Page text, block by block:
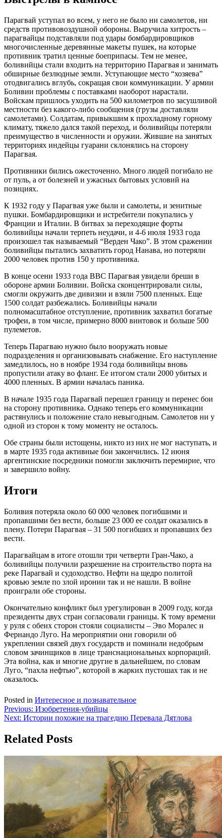
Парагвай уступал во всем, у него не было ни самолетов, ни
средств противовоздушной обороны. Выручила хитрость –
парагвайцы подставляли под удары бомбардировщиков
многочисленные деревянные макеты пушек, на которые
противник тратил ценные боеприпасы. Тем не менее,
боливийцы стали входить на территорию Парагвая и занимать
обширные безлюдные земли. Уступающие место “хозяева”
отодвигались вглубь, сокращая свои коммуникации. У армии
Боливии проблемы с поставками наоборот нарастали.
Войскам пришлось уходить на 500 километров по засушливой
местности без какого-либо сообщения (грузы доставляли
самолетами). Солдатам, привыкшим к прохладному горному
климату, тяжело дался такой переход, и боливийцы потеряли
преимущество в численности и оружии. Жившие на занятых
территориях индейцы гуарани склонялись на сторону
Парагвая.
Противники бились ожесточенно. Много людей погибало не
от пуль, а от болезней и ужасных бытовых условий на
позициях.
К 1932 году у Парагвая уже были и самолеты, и зенитные
пушки. Бомбардировщики и истребители покупались у
Франции и Италии. В битвах за переходящие форты
боливийцы начали терпеть неудачи, и 4-6 июля 1933 года
произошел так называемый “Верден Чако”. В этом сражении
боливийцы пытались захватить город Нанава, но потеряли
2000 человек против 150 у противника.
В конце осени 1933 года ВВС Парагвая увидели бреши в
обороне армии Боливии. Войска сконцентрировали силы,
смогли окружить две дивизии и взяли 7500 пленных. Еще
1500 солдат разбежались. Боливийцы начали
полномасштабное отступление, противник захватил богатые
трофеи, в том числе, примерно 8000 винтовок и больше 500
пулеметов.
Теперь Парагваю нужно было вооружать новые
подразделения и организовывать снабжение. Его наступление
замедлилось, но в ноябре 1934 года боливийцы вновь
пропустили атаку во фланг. Ее итогом стали 2000 убитых и
4000 пленных. В армии началась паника.
В начале 1935 года Парагвай перешел границу и перенес бои
на сторону противника. Однако теперь его коммуникации
растянулись и положение стало невыгодным. Самолетов ни у
одной из сторон к тому моменту не осталось.
Обе страны были истощены, никто из них не мог наступать, и
в марте 1935 года активные бои закончились. 12 июня
аргентинские посредники помогли заключить перемирие, что
и завершило войну.
Итоги
Боливия потеряла около 60 000 человек погибшими и
пропавшими без вести, больше 23 000 ее солдат оказались в
плену. Потери Парагвая – 31 500 погибших и пропавших без
вести.
Парагвайцам в итоге отошли три четверти Гран-Чако, а
боливийцы получили разрешение на строительство порта на
реке Парагвай и судоходство. Нефти на щедро политой
кровью земле по злой иронии так и не нашли. В войне
проиграли обе стороны.
Окончательно конфликт был урегулирован в 2009 году, когда
президенты двух стран согласовали границы. К тому времени
у руля с обеих сторон стояли социалисты – Эво Моралес и
Фернандо Луго. На мероприятии они говорили об
укреплении связей двух государств и поминали недобрым
словом зачинщиков в лице транснациональных корпораций.
Эта война, как и многие другие в дальнейшем, по словам
Луго, “пахла нефтью”, которой в жарких пустошах так и не
оказалось.
Posted in Интересное и познавательное
Навигация
по
записям
Previous: Изобретения-убийцы
Next: Истории похожие на трагедию Перевала Дятлова
Related Posts